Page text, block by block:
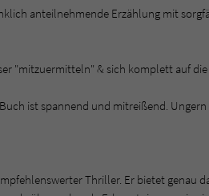
anteilnehmende Erzählung mit
"mitzuermitteln" & sich komplett auf
ist spannend und mitreißend.
Thriller. Er bietet genau